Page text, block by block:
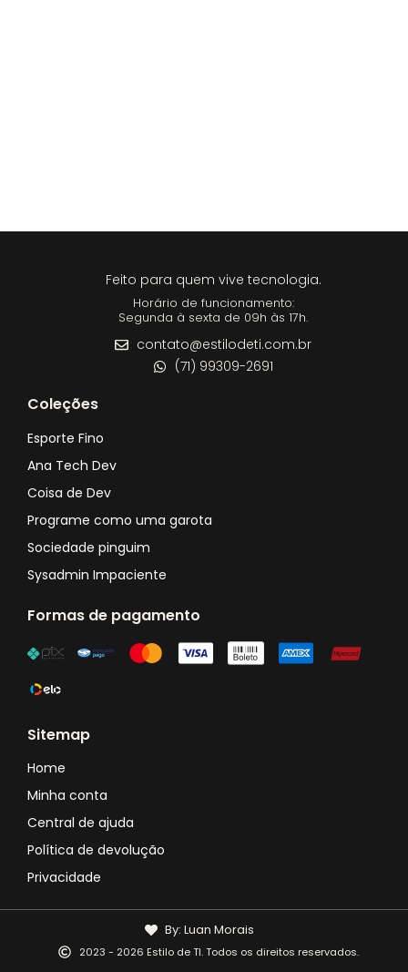
Feito para quem vive tecnologia.
Horário de funcionamento:
Segunda à sexta de 09h às 17h.
contato@estilodeti.com.br
(71) 99309-2691
Coleções
Esporte Fino
Ana Tech Dev
Coisa de Dev
Programe como uma garota
Sociedade pinguim
Sysadmin Impaciente
Formas de pagamento
Sitemap
Home
Minha conta
Central de ajuda
Política de devolução
Privacidade
2023 - 2026 Estilo de TI. Todos os direitos reservados.
By: Luan Morais